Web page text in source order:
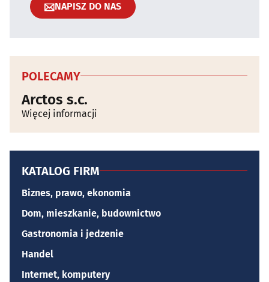
NAPISZ DO NAS
POLECAMY
Arctos s.c.
Więcej informacji
KATALOG FIRM
Biznes, prawo, ekonomia
Dom, mieszkanie, budownictwo
Gastronomia i jedzenie
Handel
Internet, komputery